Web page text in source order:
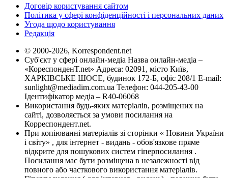
Договір користування сайтом
Політика у сфері конфіденційності і персональних даних
Угода щодо користування
Редакція
© 2000-2026, Korrespondent.net
Суб'єкт у сфері онлайн-медіа Назва онлайн-медіа –
«КореспонденТ.net» Адреса: 02091, місто Київ,
ХАРКІВСЬКЕ ШОСЕ, будинок 172-Б, офіс 208/1 E-mail:
sunlight@mediadim.com.ua Телефон: 044-205-43-00
Ідентифікатор медіа – R40-06068
Використання будь-яких матеріалів, розміщених на
сайті, дозволяється за умови посилання на
Корреспондент.net.
При копіюванні матеріалів зі сторінки « Новини України
і світу» , для інтернет - видань - обов'язкове пряме
відкрите для пошукових систем гіперпосилання .
Посилання має бути розміщена в незалежності від
повного або часткового використання матеріалів.